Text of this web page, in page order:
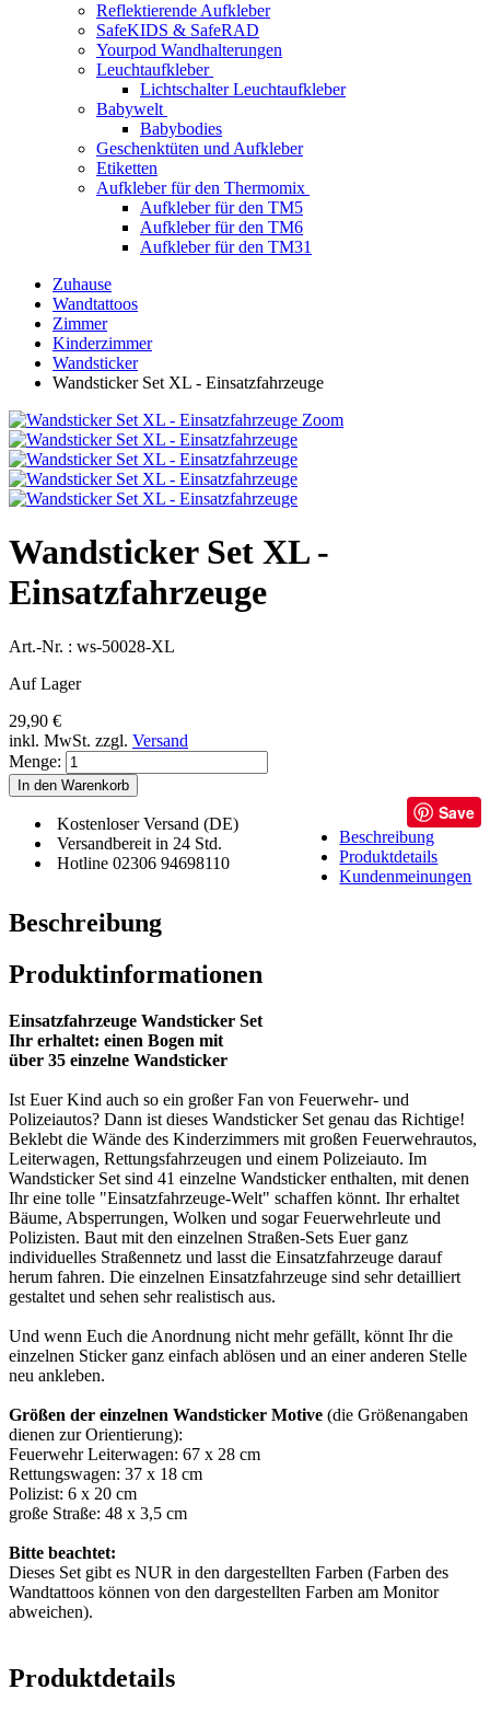
Reflektierende Aufkleber
SafeKIDS & SafeRAD
Yourpod Wandhalterungen
Leuchtaufkleber
Lichtschalter Leuchtaufkleber
Babywelt
Babybodies
Geschenktüten und Aufkleber
Etiketten
Aufkleber für den Thermomix
Aufkleber für den TM5
Aufkleber für den TM6
Aufkleber für den TM31
Zuhause
Wandtattoos
Zimmer
Kinderzimmer
Wandsticker
Wandsticker Set XL - Einsatzfahrzeuge
Zoom
Wandsticker Set XL -
Einsatzfahrzeuge
Art.-Nr. : ws-50028-XL
Auf Lager
29,90 €
inkl. MwSt. zzgl. Versand
Menge:
In den Warenkorb
Kostenloser Versand (DE)
Versandbereit in 24 Std.
Hotline 02306 94698110
Save
Beschreibung
Produktdetails
Kundenmeinungen
Beschreibung
Produktinformationen
Einsatzfahrzeuge Wandsticker Set
Ihr erhaltet: einen Bogen mit
über 35 einzelne Wandsticker
Ist Euer Kind auch so ein großer Fan von Feuerwehr- und
Polizeiautos? Dann ist dieses Wandsticker Set genau das Richtige!
Beklebt die Wände des Kinderzimmers mit großen Feuerwehrautos,
Leiterwagen, Rettungsfahrzeugen und einem Polizeiauto. Im
Wandsticker Set sind 41 einzelne Wandsticker enthalten, mit denen
Ihr eine tolle "Einsatzfahrzeuge-Welt" schaffen könnt. Ihr erhaltet
Bäume, Absperrungen, Wolken und sogar Feuerwehrleute und
Polizisten. Baut mit den einzelnen Straßen-Sets Euer ganz
individuelles Straßennetz und lasst die Einsatzfahrzeuge darauf
herum fahren. Die einzelnen Einsatzfahrzeuge sind sehr detailliert
gestaltet und sehen sehr realistisch aus.
Und wenn Euch die Anordnung nicht mehr gefällt, könnt Ihr die
einzelnen Sticker ganz einfach ablösen und an einer anderen Stelle
neu ankleben.
Größen der einzelnen Wandsticker Motive (die Größenangaben
dienen zur Orientierung):
Feuerwehr Leiterwagen: 67 x 28 cm
Rettungswagen: 37 x 18 cm
Polizist: 6 x 20 cm
große Straße: 48 x 3,5 cm
Bitte beachtet:
Dieses Set gibt es NUR in den dargestellten Farben (Farben des
Wandtattoos können von den dargestellten Farben am Monitor
abweichen).
Produktdetails